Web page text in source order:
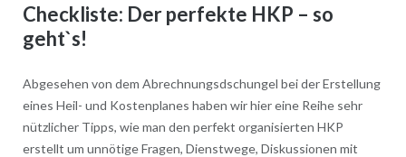
Checkliste: Der perfekte HKP – so
geht`s!
Abgesehen von dem Abrechnungsdschungel bei der Erstellung
eines Heil- und Kostenplanes haben wir hier eine Reihe sehr
nützlicher Tipps, wie man den perfekt organisierten HKP
erstellt um unnötige Fragen, Dienstwege, Diskussionen mit